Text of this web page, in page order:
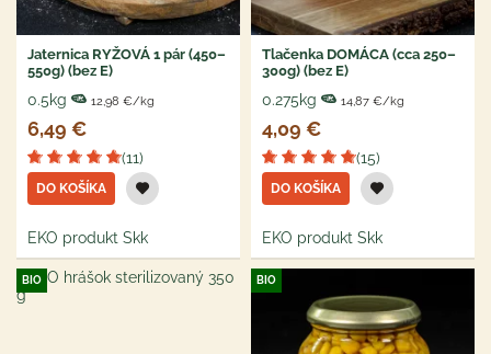
Jaternica RYŽOVÁ 1 pár (450–
550g) (bez E)
0.5kg 12,98 €/kg
6,49 €
(11)
DO KOŠÍKA
EKO produkt Skk
Tlačenka DOMÁCA (cca 250–
300g) (bez E)
0.275kg 14,87 €/kg
4,09 €
(15)
DO KOŠÍKA
EKO produkt Skk
BIO BIO